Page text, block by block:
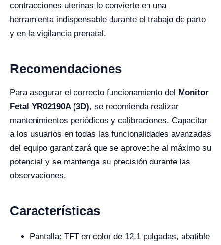
contracciones uterinas lo convierte en una
herramienta indispensable durante el trabajo de parto
y en la vigilancia prenatal.
Recomendaciones
Para asegurar el correcto funcionamiento del Monitor
Fetal YR02190A (3D), se recomienda realizar
mantenimientos periódicos y calibraciones. Capacitar
a los usuarios en todas las funcionalidades avanzadas
del equipo garantizará que se aproveche al máximo su
potencial y se mantenga su precisión durante las
observaciones.
Características
Pantalla: TFT en color de 12,1 pulgadas, abatible